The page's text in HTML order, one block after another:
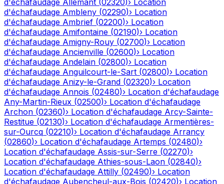
d'échafaudage Allemant (02320)› Location
d'échafaudage Ambleny (02290)› Location
d'échafaudage Ambrief (02200)› Location
d'échafaudage Amifontaine (02190)› Location
d'échafaudage Amigny-Rouy (02700)› Location
d'échafaudage Ancienville (02600)› Location
d'échafaudage Andelain (02800)› Location
d'échafaudage Anguilcourt-le-Sart (02800)› Location
d'échafaudage Anizy-le-Grand (02320)› Location
d'échafaudage Annois (02480)› Location d'échafaudage
Any-Martin-Rieux (02500)› Location d'échafaudage
Archon (02360)› Location d'échafaudage Arcy-Sainte-
Restitue (02130)› Location d'échafaudage Armentières-
sur-Ourcq (02210)› Location d'échafaudage Arrancy
(02860)› Location d'échafaudage Artemps (02480)›
Location d'échafaudage Assis-sur-Serre (02270)›
Location d'échafaudage Athies-sous-Laon (02840)›
Location d'échafaudage Attilly (02490)› Location
d'échafaudage Aubencheul-aux-Bois (02420)› Location